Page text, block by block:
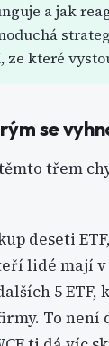
a jak
ze které
se
třem
deseti
lidé mají v
5 ETF,
To